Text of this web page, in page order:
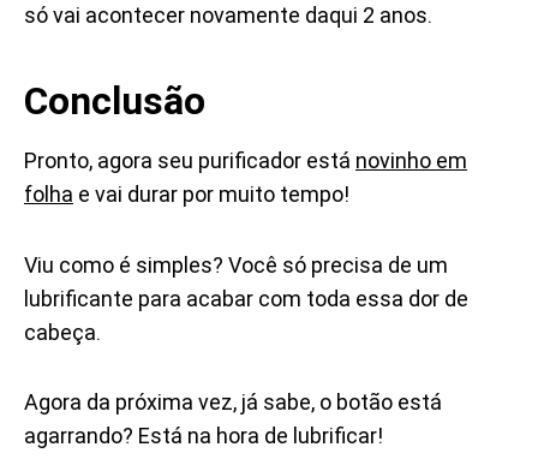
só vai acontecer novamente daqui 2 anos.
Conclusão
Pronto, agora seu purificador está novinho em
folha e vai durar por muito tempo!
Viu como é simples? Você só precisa de um
lubrificante para acabar com toda essa dor de
cabeça.
Agora da próxima vez, já sabe, o botão está
agarrando? Está na hora de lubrificar!